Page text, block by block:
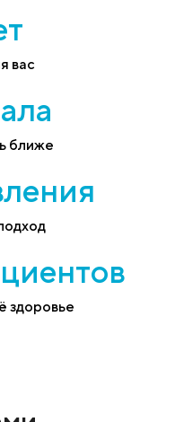
вас
ближе
здоровье